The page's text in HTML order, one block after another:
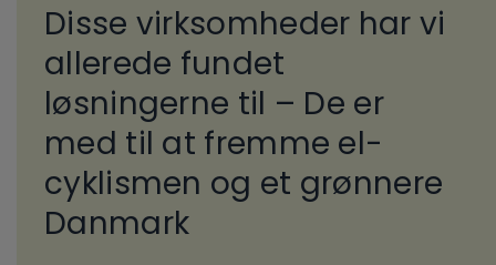
Disse virksomheder har vi
allerede fundet
løsningerne til – De er
med til at fremme el-
cyklismen og et grønnere
Danmark